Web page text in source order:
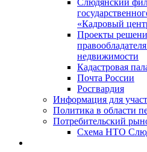
Слюдянский
«Кадровый
Проекты
недвижимости
Кадастровая
Почта России
Росгвардия
Информация для
Политика в области
Потребительский
Схема НТО